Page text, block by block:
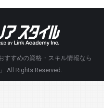
すすめの資格・スキル情報なら
.All Rights Reserved.